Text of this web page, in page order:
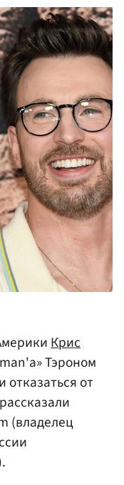
Крис
Тэроном
от
(владелец